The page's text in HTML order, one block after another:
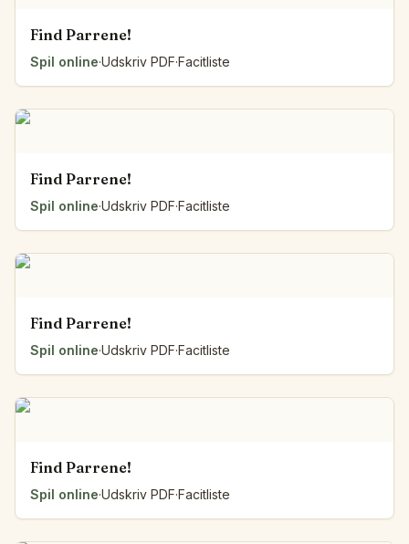
Find Parrene!
Spil online·Udskriv PDF·Facitliste
Find Parrene!
Spil online·Udskriv PDF·Facitliste
Find Parrene!
Spil online·Udskriv PDF·Facitliste
Find Parrene!
Spil online·Udskriv PDF·Facitliste